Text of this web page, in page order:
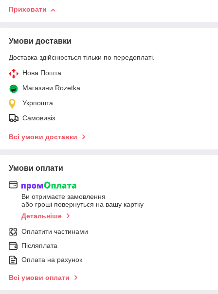
Приховати
Умови доставки
Доставка здійснюється тільки по передоплаті.
Нова Пошта
Магазини Rozetka
Укрпошта
Самовивіз
Всі умови доставки
Умови оплати
Ви отримаєте замовлення
або гроші повернуться на вашу картку
Детальніше
Оплатити частинами
Післяплата
Оплата на рахунок
Всі умови оплати